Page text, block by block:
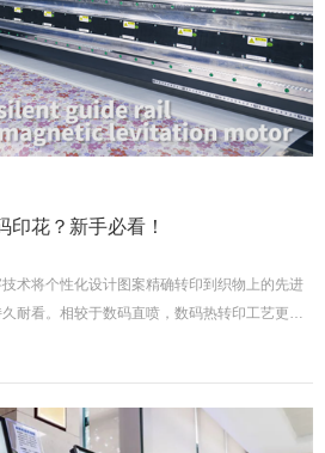
印花？新手必看！
术将个性化设计图案精确转印到织物上的先进
耐看。相较于数码直喷，数码热转印工艺更简